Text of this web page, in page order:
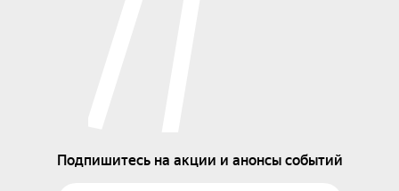
Подпишитесь на акции и анонсы событий